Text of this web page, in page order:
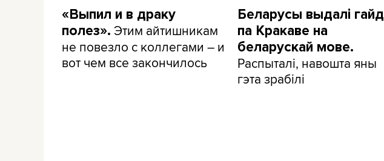
«Выпил и в драку
полез». Этим айтишникам
не повезло с коллегами – и
вот чем все закончилось
Беларусы выдалі гайд
па Кракаве на
беларускай мове.
Распыталі, навошта яны
гэта зрабілі